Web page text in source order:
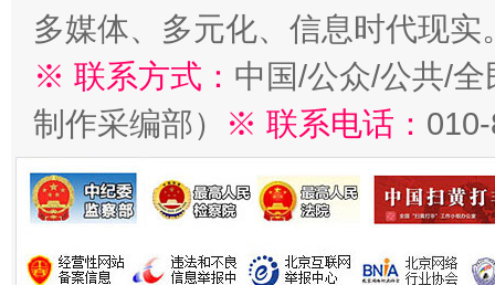
多媒体、多元化、信息时代现实
※ 联系方式： 中国/公众/公共/
制作采编部）
※ 联系电话：